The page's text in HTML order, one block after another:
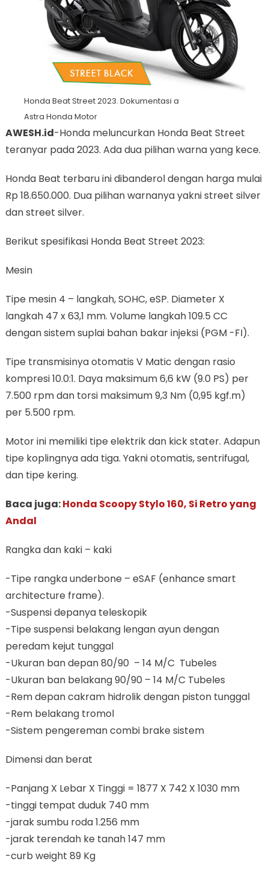
Honda Beat Street 2023. Dokumentasi a
Astra Honda Motor
AWESH.id-Honda meluncurkan Honda Beat Street
teranyar pada 2023. Ada dua pilihan warna yang kece.
Honda Beat terbaru ini dibanderol dengan harga mulai
Rp 18.650.000. Dua pilihan warnanya yakni street silver
dan street silver.
Berikut spesifikasi Honda Beat Street 2023:
Mesin
Tipe mesin 4 – langkah, SOHC, eSP. Diameter X
langkah 47 x 63,1 mm. Volume langkah 109.5 CC
dengan sistem suplai bahan bakar injeksi (PGM -FI).
Tipe transmisinya otomatis V Matic dengan rasio
kompresi 10.0:1. Daya maksimum 6,6 kW (9.0 PS) per
7.500 rpm dan torsi maksimum 9,3 Nm (0,95 kgf.m)
per 5.500 rpm.
Motor ini memiliki tipe elektrik dan kick stater. Adapun
tipe koplingnya ada tiga. Yakni otomatis, sentrifugal,
dan tipe kering.
Baca juga:Honda Scoopy Stylo 160, Si Retro yang
Andal
Rangka dan kaki – kaki
-Tipe rangka underbone – eSAF (enhance smart
architecture frame).
-Suspensi depanya teleskopik
-Tipe suspensi belakang lengan ayun dengan
peredam kejut tunggal
-Ukuran ban depan 80/90 – 14 M/C Tubeles
-Ukuran ban belakang 90/90 – 14 M/C Tubeles
-Rem depan cakram hidrolik dengan piston tunggal
-Rem belakang tromol
-Sistem pengereman combi brake sistem
Dimensi dan berat
-Panjang X Lebar X Tinggi = 1877 X 742 X 1030 mm
-tinggi tempat duduk 740 mm
-jarak sumbu roda 1.256 mm
-jarak terendah ke tanah 147 mm
-curb weight 89 Kg